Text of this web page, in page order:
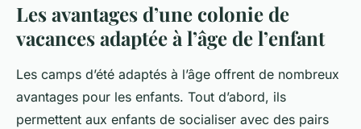
Les avantages d’une colonie de
vacances adaptée à l’âge de l’enfant
Les camps d’été adaptés à l’âge offrent de nombreux
avantages pour les enfants. Tout d’abord, ils
permettent aux enfants de socialiser avec des pairs